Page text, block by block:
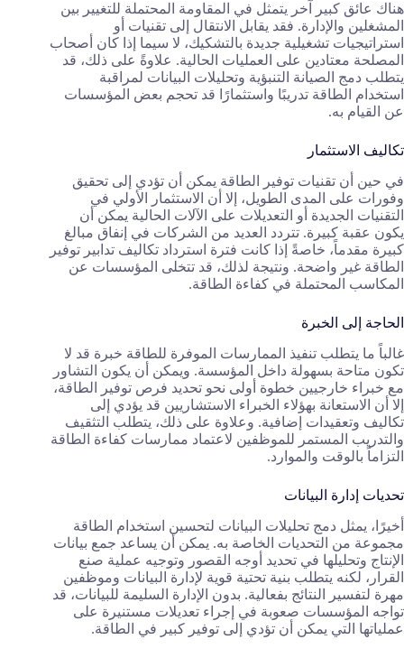
هناك عائق كبير آخر يتمثل في المقاومة المحتملة للتغيير بين
المشغلين والإدارة. فقد يقابل الانتقال إلى تقنيات أو
استراتيجيات تشغيلية جديدة بالتشكيك، لا سيما إذا كان أصحاب
المصلحة معتادين على العمليات الحالية. علاوةً على ذلك، قد
يتطلب دمج الصيانة التنبؤية وتحليلات البيانات لمراقبة
استخدام الطاقة تدريبًا واستثمارًا قد تحجم بعض المؤسسات
عن القيام به.
تكاليف الاستثمار
في حين أن تقنيات توفير الطاقة يمكن أن تؤدي إلى تحقيق
وفورات على المدى الطويل، إلا أن الاستثمار الأولي في
التقنيات الجديدة أو التعديلات على الآلات الحالية يمكن أن
يكون عقبة كبيرة. تتردد العديد من الشركات في إنفاق مبالغ
كبيرة مقدماً، خاصةً إذا كانت فترة استرداد تكاليف تدابير توفير
الطاقة غير واضحة. ونتيجة لذلك، قد تتخلى المؤسسات عن
المكاسب المحتملة في كفاءة الطاقة.
الحاجة إلى الخبرة
غالباً ما يتطلب تنفيذ الممارسات الموفرة للطاقة خبرة قد لا
تكون متاحة بسهولة داخل المؤسسة. ويمكن أن يكون التشاور
مع خبراء خارجيين خطوة أولى نحو تحديد فرص توفير الطاقة،
إلا أن الاستعانة بهؤلاء الخبراء الاستشاريين قد يؤدي إلى
تكاليف وتعقيدات إضافية. وعلاوة على ذلك، يتطلب التثقيف
والتدريب المستمر للموظفين لاعتماد ممارسات كفاءة الطاقة
التزاماً بالوقت والموارد.
تحديات إدارة البيانات
أخيرًا، يمثل دمج تحليلات البيانات لتحسين استخدام الطاقة
مجموعة من التحديات الخاصة به. يمكن أن يساعد جمع بيانات
الإنتاج وتحليلها في تحديد أوجه القصور وتوجيه عملية صنع
القرار، لكنه يتطلب بنية تحتية قوية لإدارة البيانات وموظفين
مهرة لتفسير النتائج بفعالية. بدون الإدارة السليمة للبيانات، قد
تواجه المؤسسات صعوبة في إجراء تعديلات مستنيرة على
عملياتها التي يمكن أن تؤدي إلى توفير كبير في الطاقة.